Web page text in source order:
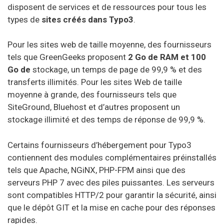
disposent de services et de ressources pour tous les
types de sites créés dans Typo3.
Pour les sites web de taille moyenne, des fournisseurs
tels que GreenGeeks proposent 2 Go de RAM et 100
Go de stockage, un temps de page de 99,9 % et des
transferts illimités. Pour les sites Web de taille
moyenne à grande, des fournisseurs tels que
SiteGround, Bluehost et d’autres proposent un
stockage illimité et des temps de réponse de 99,9 %.
Certains fournisseurs d’hébergement pour Typo3
contiennent des modules complémentaires préinstallés
tels que Apache, NGiNX, PHP-FPM ainsi que des
serveurs PHP 7 avec des piles puissantes. Les serveurs
sont compatibles HTTP/2 pour garantir la sécurité, ainsi
que le dépôt GIT et la mise en cache pour des réponses
rapides.